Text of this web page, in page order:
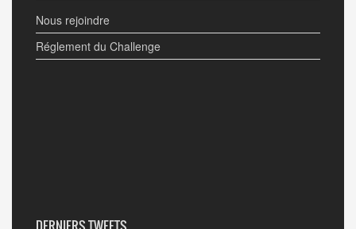
Nous rejoindre
Réglement du Challenge